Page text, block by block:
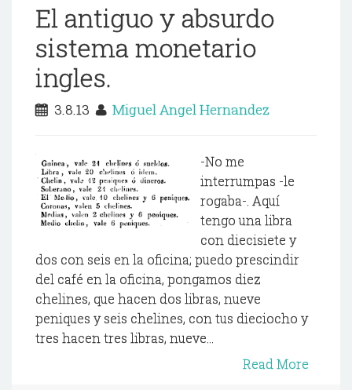
El antiguo y absurdo
sistema monetario
ingles.
3.8.13 Miguel Angel Hernandez
-No me
interrumpas -le
rogaba-. Aquí
tengo una libra
con diecisiete y
dos con seis en la oficina; puedo prescindir
del café en la oficina, pongamos diez
chelines, que hacen dos libras, nueve
peniques y seis chelines, con tus dieciocho y
tres hacen tres libras, nueve...
Read More